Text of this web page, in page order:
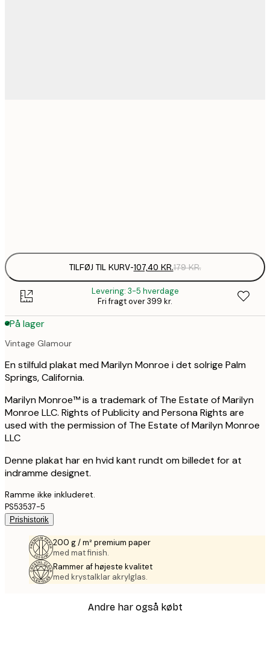
TILFØJ TIL KURV-107,40 KR.179 KR.
Levering: 3-5 hverdage
Fri fragt over 399 kr.
På lager
Vintage Glamour
En stilfuld plakat med Marilyn Monroe i det solrige Palm
Springs, California.
Marilyn Monroe™ is a trademark of The Estate of Marilyn
Monroe LLC. Rights of Publicity and Persona Rights are
used with the permission of The Estate of Marilyn Monroe
LLC
Denne plakat har en hvid kant rundt om billedet for at
indramme designet.
Ramme ikke inkluderet.
PS53537-5
Prishistorik
200 g / m² premium paper
med mat finish.
Rammer af højeste kvalitet
med krystalklar akrylglas.
Andre har også købt